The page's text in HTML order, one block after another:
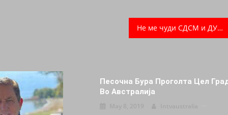
Не ме чуди СДСМ и ДУИ да имаат и поголемо мнозинство, смета Мицкоски, кој смета дека пратеникот кој го нема се држи некаде
Песочна Бура Проголта Цел
Во Австралија